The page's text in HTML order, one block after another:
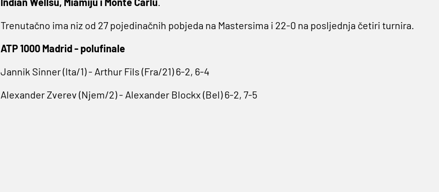
Trenutačno ima niz od 27 pojedinačnih pobjeda na Mastersima i 22-0 na posljednja četiri turnira.
ATP 1000 Madrid - polufinale
Jannik Sinner (Ita/1) - Arthur Fils (Fra/21) 6-2, 6-4
Alexander Zverev (Njem/2) - Alexander Blockx (Bel) 6-2, 7-5